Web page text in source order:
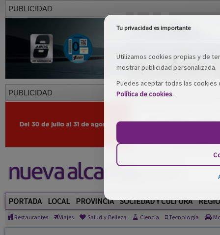
PUBLICIDAD
PUBLICIDAD
PORTADA LOCAL PROVINCIA SOCIEDAD Y CULTURA
Restaurantes Viajes Salud y Belleza Ciencia Tecnología
Tu privacidad es importante
Utilizamos cookies propias y de
mostrar publicidad personalizada.
Puedes aceptar todas las
Política de cookies.